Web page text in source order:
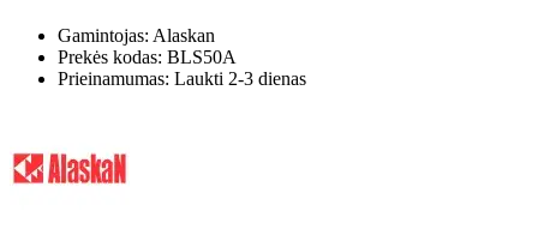
Gamintojas: Alaskan
Prekės kodas: BLS50A
Prieinamumas: Laukti 2-3 dienas